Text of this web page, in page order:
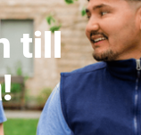
till